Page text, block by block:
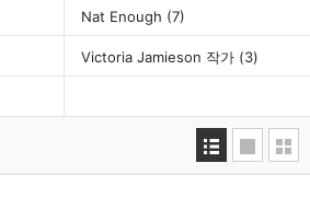
Nat Enough (7)
Victoria Jamieson 작가 (3)